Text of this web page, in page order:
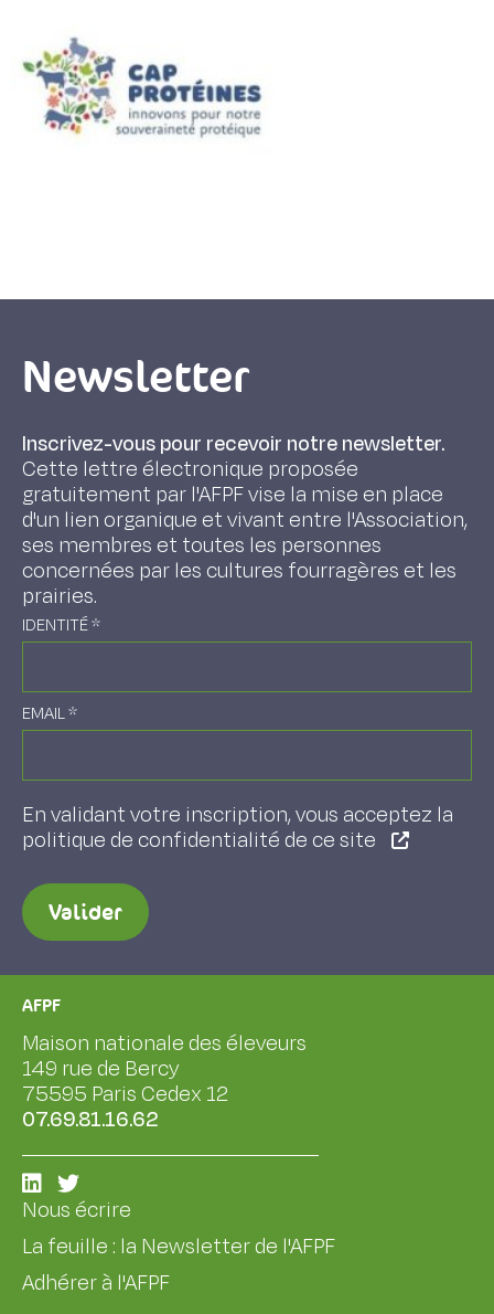
Newsletter
Inscrivez-vous pour recevoir notre newsletter.
Cette lettre électronique proposée
gratuitement par l'AFPF vise la mise en place
d'un lien organique et vivant entre l'Association,
ses membres et toutes les personnes
concernées par les cultures fourragères et les
prairies.
IDENTITÉ*
EMAIL*
En validant votre inscription, vous acceptez la
politique de confidentialité de ce site
Valider
AFPF
Maison nationale des éleveurs
149 rue de Bercy
75595 Paris Cedex 12
07.69.81.16.62
Nous écrire
La feuille : la Newsletter de l'AFPF
Adhérer à l'AFPF